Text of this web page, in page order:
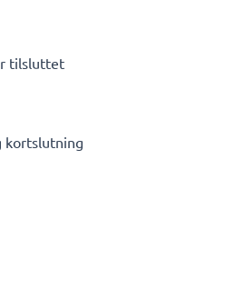
tilsluttet
kortslutning